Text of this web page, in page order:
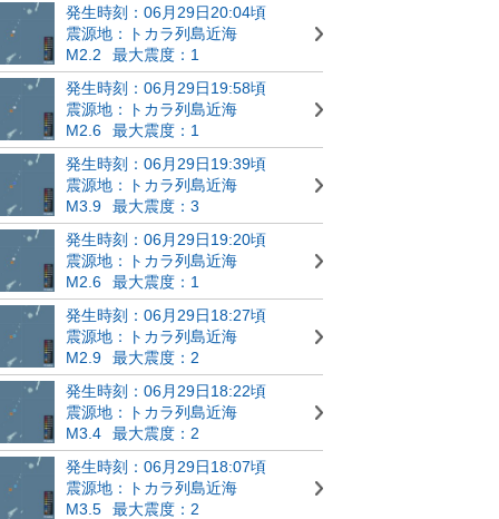
発生時刻：06月29日20:04頃
震源地：トカラ列島近海
M2.2
最大震度：1
発生時刻：06月29日19:58頃
震源地：トカラ列島近海
M2.6
最大震度：1
発生時刻：06月29日19:39頃
震源地：トカラ列島近海
M3.9
最大震度：3
発生時刻：06月29日19:20頃
震源地：トカラ列島近海
M2.6
最大震度：1
発生時刻：06月29日18:27頃
震源地：トカラ列島近海
M2.9
最大震度：2
発生時刻：06月29日18:22頃
震源地：トカラ列島近海
M3.4
最大震度：2
発生時刻：06月29日18:07頃
震源地：トカラ列島近海
M3.5
最大震度：2